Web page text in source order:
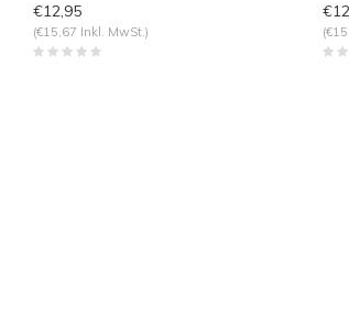
€12,95
(€15,67 Inkl. MwSt.)